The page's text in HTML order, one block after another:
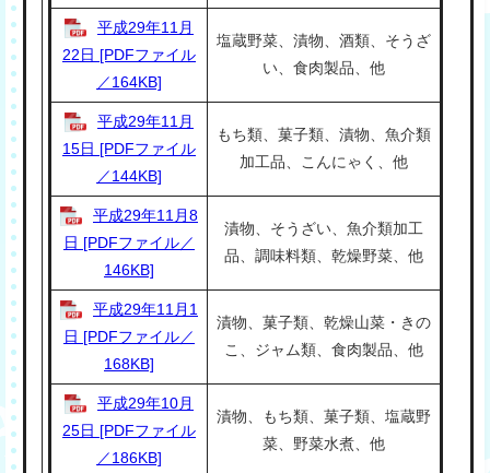
平成29年11月
22日 [PDFファイル
／164KB]
塩蔵野菜、漬物、酒類、そうざ
い、食肉製品、他
平成29年11月
15日 [PDFファイル
／144KB]
もち類、菓子類、漬物、魚介類
加工品、こんにゃく、他
平成29年11月8
日 [PDFファイル／
146KB]
漬物、そうざい、魚介類加工
品、調味料類、乾燥野菜、他
平成29年11月1
日 [PDFファイル／
168KB]
漬物、菓子類、乾燥山菜・きの
こ、ジャム類、食肉製品、他
平成29年10月
25日 [PDFファイル
／186KB]
漬物、もち類、菓子類、塩蔵野
菜、野菜水煮、他